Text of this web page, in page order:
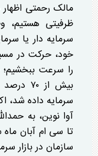
مالک رحمتی
ظرفیتی هستیم،
سرمایه دار یا
خود، حرکت در
را سرعت
بیش از
سرمایه داده شد،
آوا نوین، به
تا سی ام آبان
سازمان در بازار